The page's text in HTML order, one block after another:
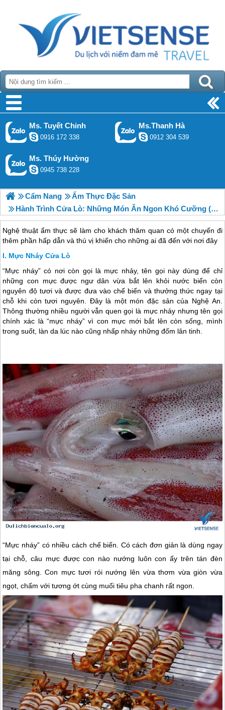
Ms. Tuyết Chinh
0916 172 338
Ms.Thanh Hà
0912 304 539
Ms. Thúy Hường
0945 738 228
Cẩm Nang
Ẩm Thực Đặc Sản
Hành Trình Cửa Lò: Những Món Ăn Ngon Khó Cưỡng (P1)
Nghệ thuật ẩm thực sẽ làm cho khách thăm quan có một chuyến đi
thêm phần hấp dẫn và thú vị khiến cho những ai đã đến với nơi đây
Mực Nháy Cửa Lò
“Mực nháy” có nơi còn gọi là mực nhảy, tên gọi này dùng để chỉ
những con mực được ngư dân vừa bắt lên khỏi nước biển còn
nguyên độ tươi và được đưa vào chế biến và thưởng thức ngay tại
chỗ khi còn tươi nguyên. Đây là một món đặc sản của Nghệ An.
Thông thường nhiều người vẫn quen gọi là mực nhảy nhưng tên gọi
chính xác là “mực nháy” vì con mực mới bắt lên còn sống, mình
trong suốt, làn da lúc nào cũng nhấp nháy những đốm lân tinh.
“Mực nháy” có nhiều cách chế biến. Có cách đơn giản là dùng ngay
tại chỗ, câu mực được con nào nướng luôn con ấy trên tán đèn
măng sông. Con mực tươi rói nướng lên vừa thơm vừa giòn vừa
ngọt, chấm với tương ớt cùng muối tiêu pha chanh rất ngon.